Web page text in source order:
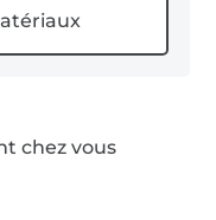
chez vous